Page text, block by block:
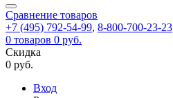
Запомнить
меня
Забыли
перейдя
по
которой
вы
задать
для
смены
пароля.
Сменить
пользовательского
Сравнение товаров
+7 (495) 792-54-99, 8-800-700-23-23
0 товаров 0 руб.
Скидка
0 руб.
Вход